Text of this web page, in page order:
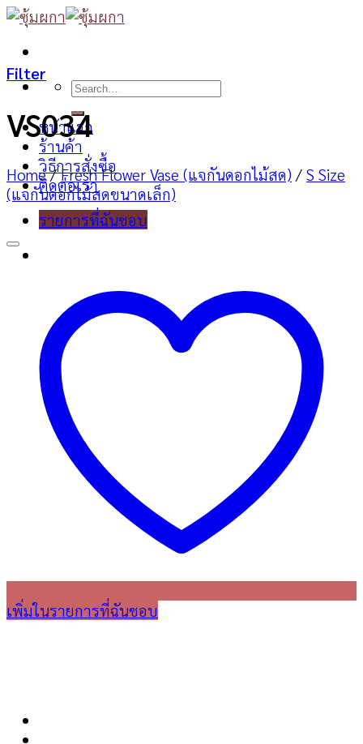
Skip
content
Search
หน้าแรก
ร้านค้า
วิธีการสั่งซื้อ
ติดต่อเรา
รายการที่ฉันชอบ
Filter
VS034
Home / Fresh Flower Vase (แจกันดอกไม้สด) / S Size
(แจกันดอกไม้สดขนาดเล็ก)
เพิ่มในรายการที่ฉันชอบ